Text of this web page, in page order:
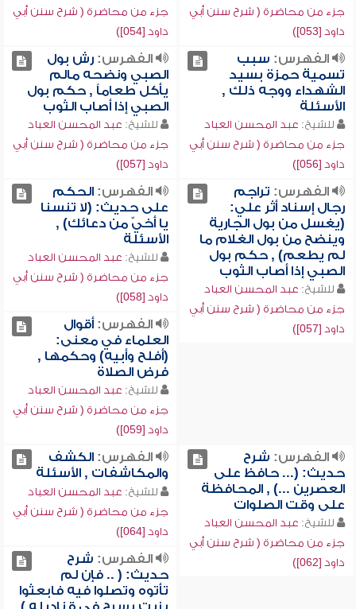
جزء من محاضرة ( شرح سنن أبي
داود [053])
جزء من محاضرة ( شرح سنن أبي
داود [054])
الفهرس: سبب
تسمية حمزة بسيد
الشهداء ووجه ذلك ,
الأسئلة
للشيخ: عبد المحسن العباد
جزء من محاضرة ( شرح سنن أبي
داود [056])
الفهرس:رش بول
الصبي ونضحه مالم
يأكل طعاماً , حكم بول
الصبي إذا أصاب الثوب
للشيخ: عبد المحسن العباد
جزء من محاضرة ( شرح سنن أبي
داود [057])
الفهرس: تراجم
رجال إسناد أثر علي:
(يغسل من بول الجارية
وينضح من بول الغلام ما
لم يطعم) , حكم بول
الصبي إذا أصاب الثوب
للشيخ: عبد المحسن العباد
جزء من محاضرة ( شرح سنن أبي
داود [057])
الفهرس:الحكم
على حديث: (لا تنسنا
يا أخيّ من دعائك) ,
الأسئلة
للشيخ: عبد المحسن العباد
جزء من محاضرة ( شرح سنن أبي
داود [058])
الفهرس:أقوال
العلماء في معنى:
(أفلح وأبيه) وحكمها ,
فرض الصلاة
للشيخ: عبد المحسن العباد
جزء من محاضرة ( شرح سنن أبي
داود [059])
الفهرس: شرح
حديث: (... حافظ على
العصرين ...) , المحافظة
على وقت الصلوات
للشيخ: عبد المحسن العباد
جزء من محاضرة ( شرح سنن أبي
داود [062])
الفهرس:الكشف
والمكاشفات , الأسئلة
للشيخ: عبد المحسن العباد
جزء من محاضرة ( شرح سنن أبي
داود [064])
الفهرس: شرح
حديث: ( .. فإن لم
تأتوه وتصلوا فيه فابعثوا